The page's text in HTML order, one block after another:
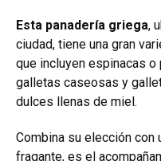
Esta panadería griega,
ciudad, tiene una gran
que incluyen espinacas
galletas caseosas y
dulces llenas de miel.
Combina su elección con
fragante, es el